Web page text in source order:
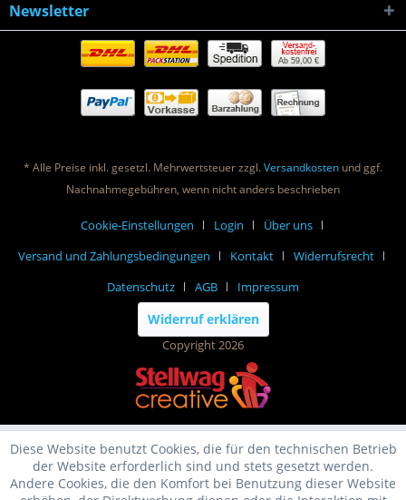
Newsletter
Ab 59,00 €
* Alle Preise inkl. gesetzl. Mehrwertsteuer zzgl.Versandkosten und ggf.
Nachnahmegebühren, wenn nicht anders beschrieben
Cookie-Einstellungen Login
Über uns
Versand und Zahlungsbedingungen
Kontakt
Widerrufsrecht
Datenschutz
AGB Impressum
Widerruf erklären
Copyright 2026
Diese Website benutzt Cookies, die für den technischen Betrieb
der Website erforderlich sind und stets gesetzt werden.
Andere Cookies, die den Komfort bei Benutzung dieser Website